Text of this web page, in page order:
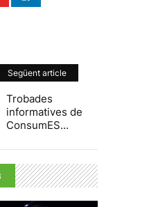
Següent article
Trobades
informatives de
ConsumES...